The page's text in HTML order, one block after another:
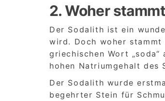
2. Woher
Der Sodalith ist ein
wird. Doch woher
griechischen Wort
hohen Natriumgehalt des
Der Sodalith wurde
begehrter Stein für